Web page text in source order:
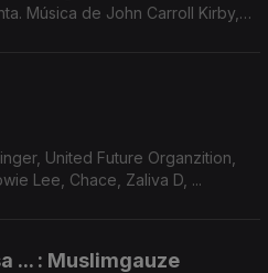
Música de John Carroll Kirby,
United Future Organzition,
Lee, Chace, Zaliva D, ...
... : Muslimgauze